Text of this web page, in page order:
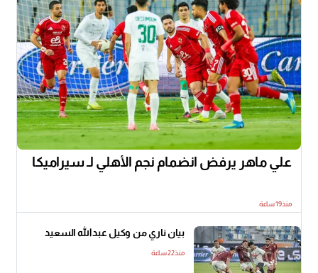
علي ماهر يرفض انضمام نجم الأهلي لـ سيراميكا
منذ19 ساعة
بيان ناري من وكيل عبدالله السعيد
منذ22 ساعة